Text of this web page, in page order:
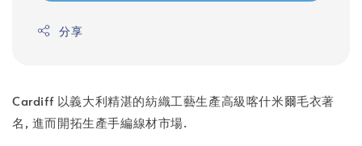
分享
Cardiff 以義大利精湛的紡織工藝生產高級喀什米爾毛衣著
名, 進而開拓生產手編線材市場.